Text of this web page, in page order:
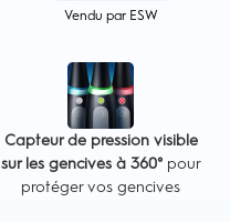
Vendu par ESW
Capteur de pression visible
sur les gencives à 360°pour
protéger vos gencives